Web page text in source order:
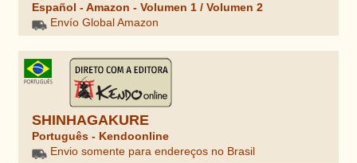
Español - Amazon - Volumen 1 / Volumen 2
Envío Global Amazon
SHINHAGAKURE
Português - Kendoonline
Envio somente para endereços no Brasil